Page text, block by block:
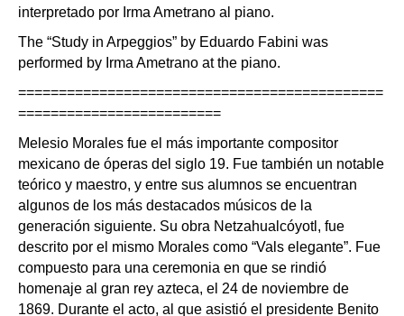
interpretado por Irma Ametrano al piano.
The “Study in Arpeggios” by Eduardo Fabini was
performed by Irma Ametrano at the piano.
=============================================
=========================
Melesio Morales fue el más importante compositor
mexicano de óperas del siglo 19. Fue también un notable
teórico y maestro, y entre sus alumnos se encuentran
algunos de los más destacados músicos de la
generación siguiente. Su obra Netzahualcóyotl, fue
descrito por el mismo Morales como “Vals elegante”. Fue
compuesto para una ceremonia en que se rindió
homenaje al gran rey azteca, el 24 de noviembre de
1869. Durante el acto, al que asistió el presidente Benito